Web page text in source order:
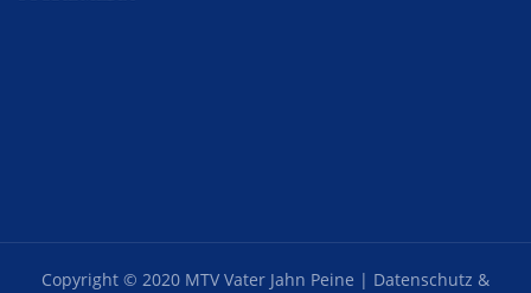
Copyright © 2020 MTV Vater Jahn Peine | Datenschutz &